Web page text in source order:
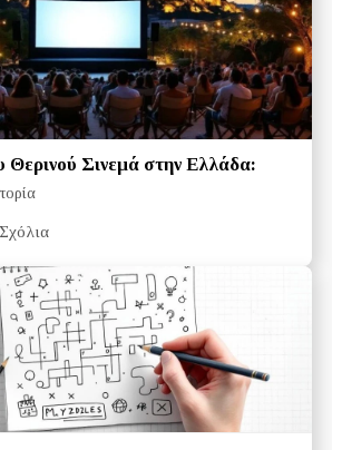
Σινεμά στην Ελλάδα: